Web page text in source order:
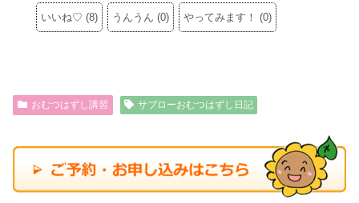
いいね♡ (8) うんうん (0) やってみます！ (0)
おむつはずし講習 サブローおむつはずし日記